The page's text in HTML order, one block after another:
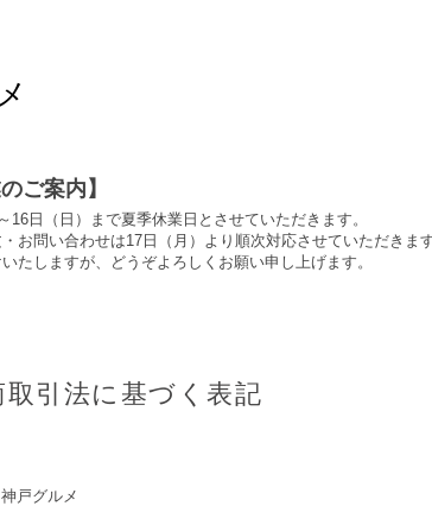
ご案内】
16日（日）まで夏季休業日とさせていただきます。
お問い合わせは17日（月）より順次対応させていただきます
たしますが、どうぞよろしくお願い申し上げます。
取引法に基づく表記
戸グルメ